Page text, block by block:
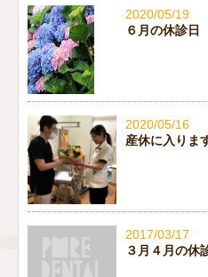
2020/05/19
６月の休診日
2020/05/16
産休に入りま
2017/03/17
３月４月の休